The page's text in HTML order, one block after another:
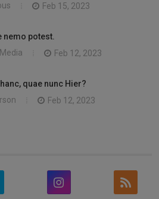
Feb 15, 2023
nemo potest.
Feb 12, 2023
quae nunc Hier?
Feb 12, 2023